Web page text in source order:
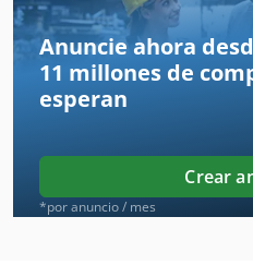
Reinecker
Waldrich
Wema
Wemas
Wendt
Anuncie ahora
11 millones de
esperan
Crear
*por anuncio / mes